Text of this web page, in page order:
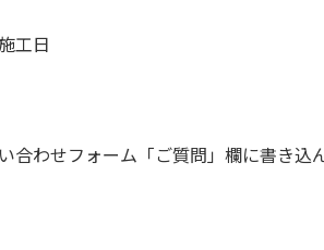
工日
合わせフォーム「ご質問」欄に書き込